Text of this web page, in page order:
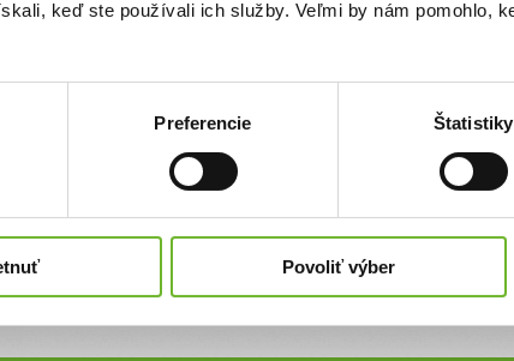
keď ste používali ich služby. Veľmi by nám pomohlo,
Preferencie Štatistiky
Povoliť výber
v prenajatých priestoroch. Nájomná zmluva nám končí a začiatkom roku
priestorov. Tieto budú väčšie a priestrannejšie a bude ich treba zariadiť.
časti bude dať ešte použiť, hoci niektoré kusy sú opotrebované a aj